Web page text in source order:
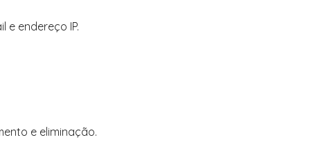
e endereço IP.
e eliminação.